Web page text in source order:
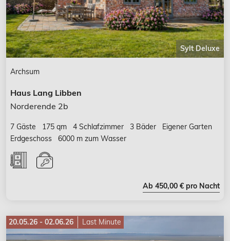
Sylt Deluxe
Archsum
Haus Lang Libben
Norderende 2b
7 Gäste 175 qm 4 Schlafzimmer 3 Bäder
Eigener Garten
Erdgeschoss
6000 m zum Wasser
Ab 450,00 € pro Nacht
20.05.26 - 02.06.26 Last Minute